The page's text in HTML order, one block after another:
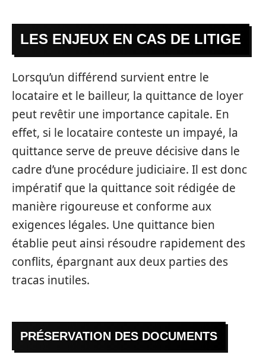
LES ENJEUX EN CAS DE LITIGE
Lorsqu’un différend survient entre le
locataire et le bailleur, la quittance de loyer
peut revêtir une importance capitale. En
effet, si le locataire conteste un impayé, la
quittance serve de preuve décisive dans le
cadre d’une procédure judiciaire. Il est donc
impératif que la quittance soit rédigée de
manière rigoureuse et conforme aux
exigences légales. Une quittance bien
établie peut ainsi résoudre rapidement des
conflits, épargnant aux deux parties des
tracas inutiles.
PRÉSERVATION DES DOCUMENTS